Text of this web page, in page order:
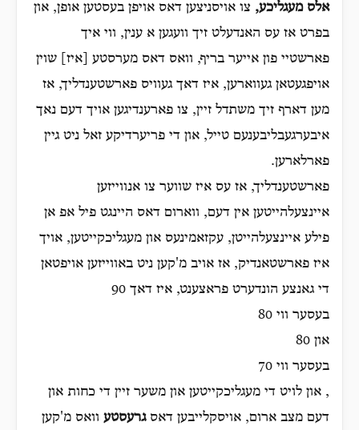
אלס מעגליכע, צו אויסניצען דאס אויפן בעסטען אופן, און
בפרט אז עס האנדעלט זיך וועגען א ענין, ווי איך
פארשטיי פון אייער בריף, וואס דאס מערסטע [איז] שוין
אויפגעטאן געווארען, איז דאך געוויס פארשטענדליך, אז
מען דארף זיך משתדל זיין, צו פארענדיגען אויך דעם נאך
איבערגעבליבענעם טייל, און די פריערדיקע זאל ניט גיין
פארלארען.
פארשטענדליך, אז עס איז שווער צו אנווייזען
איינצעלהייטען אין דעם, ווארום דאס היינגט פיל אפ אן
פילע איינצעלהייטן, עקזאמינעס און מעגליכקייטען, אויך
איז פארשטאנדיק, אז אויב מ'קען ניט באווייזען אויפטאן
די גאנצע הונדערט פראצענט, איז דאך 90
בעסער ווי 80
און 80
בעסער ווי 70
, און לויט די מעגליכקייטען און משער זיין די כחות און
דעם מצב ארום, אויסקלייבען דאסגרעסטע וואס מ'קען